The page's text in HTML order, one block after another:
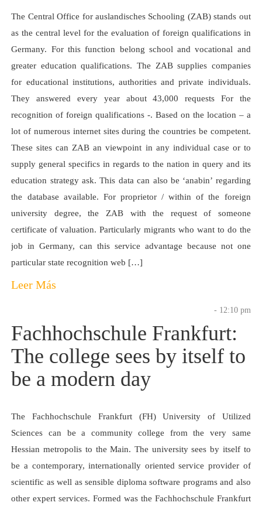
The Central Office for auslandisches Schooling (ZAB) stands out
as the central level for the evaluation of foreign qualifications in
Germany. For this function belong school and vocational and
greater education qualifications. The ZAB supplies companies
for educational institutions, authorities and private individuals.
They answered every year about 43,000 requests For the
recognition of foreign qualifications -. Based on the location – a
lot of numerous internet sites during the countries be competent.
These sites can ZAB an viewpoint in any individual case or to
supply general specifics in regards to the nation in query and its
education strategy ask. This data can also be ‘anabin’ regarding
the database available. For proprietor / within of the foreign
university degree, the ZAB with the request of someone
certificate of valuation. Particularly migrants who want to do the
job in Germany, can this service advantage because not one
particular state recognition web […]
Leer Más
- 12:10 pm
Fachhochschule Frankfurt:
The college sees by itself to
be a modern day
The Fachhochschule Frankfurt (FH) University of Utilized
Sciences can be a community college from the very same
Hessian metropolis to the Main. The university sees by itself to
be a contemporary, internationally oriented service provider of
scientific as well as sensible diploma software programs and also
other expert services. Formed was the Fachhochschule Frankfurt